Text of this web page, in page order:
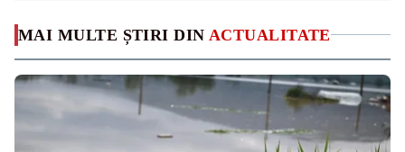
MAI MULTE ȘTIRI DIN ACTUALITATE